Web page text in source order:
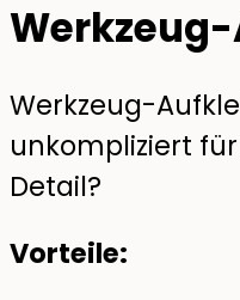
Werkzeug-
unkompliziert
Detail?
Vorteile: